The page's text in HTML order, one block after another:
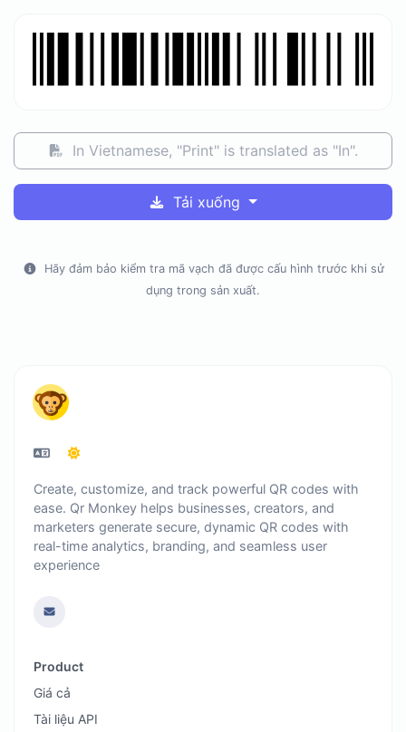
In Vietnamese, "Print" is translated as "In".
Tải xuống
Hãy đảm bảo kiểm tra mã vạch đã được cấu hình trước khi sử
dụng trong sản xuất.
Create, customize, and track powerful QR codes with
ease. Qr Monkey helps businesses, creators, and
marketers generate secure, dynamic QR codes with
real-time analytics, branding, and seamless user
experience
Product
Giá cả
Tài liệu API